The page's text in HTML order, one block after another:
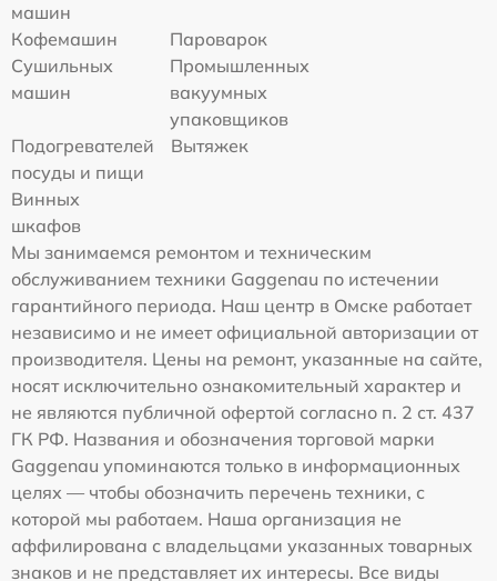
машин
Кофемашин
Пароварок
Сушильных
машин
Промышленных
вакуумных
упаковщиков
Подогревателей
посуды и пищи
Вытяжек
Винных
шкафов
Мы занимаемся ремонтом и техническим
обслуживанием техники Gaggenau по истечении
гарантийного периода. Наш центр в Омске работает
независимо и не имеет официальной авторизации от
производителя. Цены на ремонт, указанные на сайте,
носят исключительно ознакомительный характер и
не являются публичной офертой согласно п. 2 ст. 437
ГК РФ. Названия и обозначения торговой марки
Gaggenau упоминаются только в информационных
целях — чтобы обозначить перечень техники, с
которой мы работаем. Наша организация не
аффилирована с владельцами указанных товарных
знаков и не представляет их интересы. Все виды